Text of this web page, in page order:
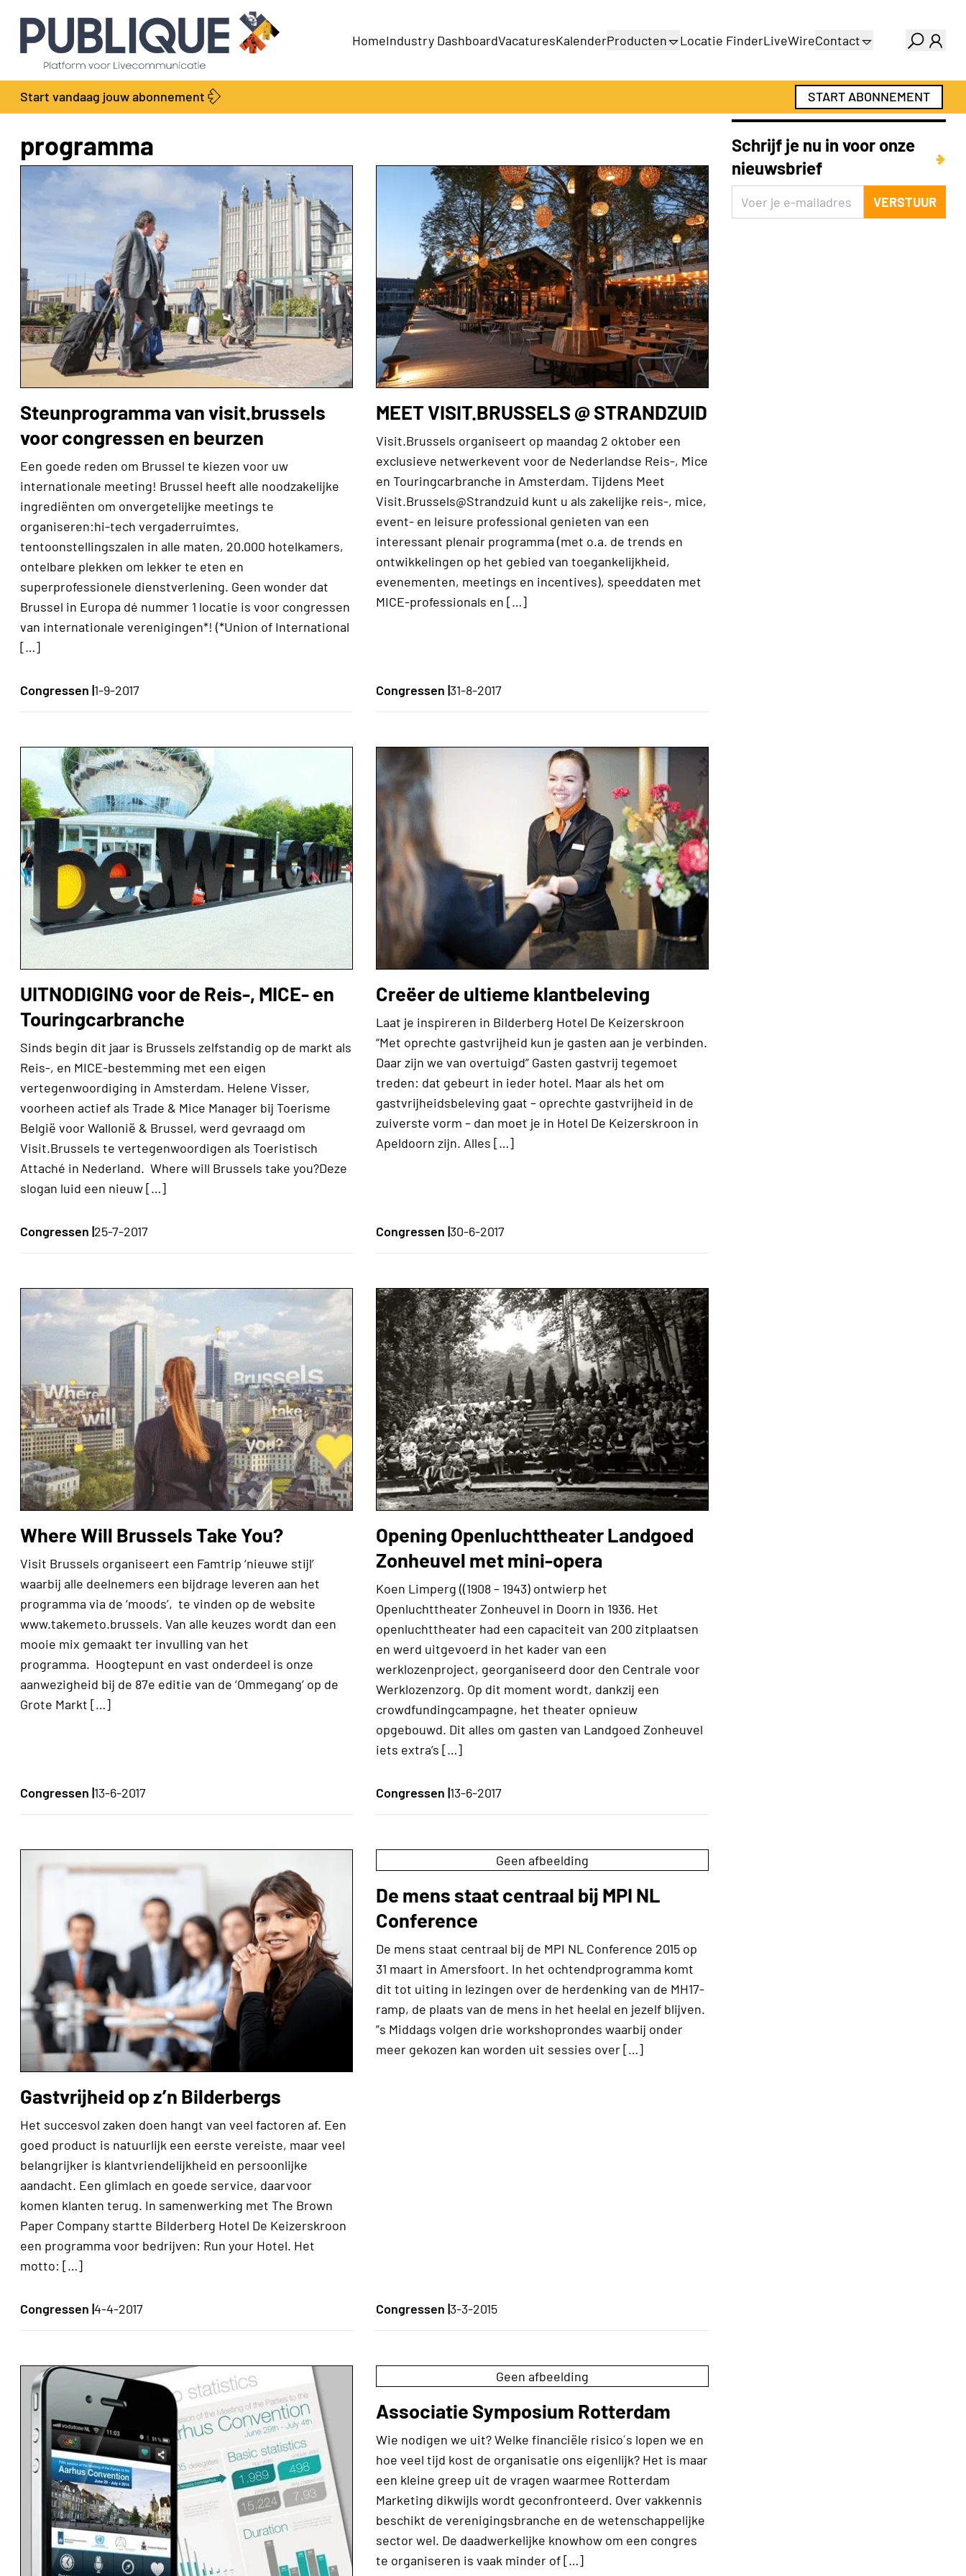
HomeIndustry DashboardVacaturesKalenderProducten
Productengids
Locatie FinderLiveWireContact
Adverteren
Abonnementen
Start vandaag jouw abonnement START ABONNEMENT
programma
Steunprogramma van visit.brussels
voor congressen en beurzen
Een goede reden om Brussel te kiezen voor uw
internationale meeting! Brussel heeft alle noodzakelijke
ingrediënten om onvergetelijke meetings te
organiseren:hi-tech vergaderruimtes,
tentoonstellingszalen in alle maten, 20.000 hotelkamers,
ontelbare plekken om lekker te eten en
superprofessionele dienstverlening. Geen wonder dat
Brussel in Europa dé nummer 1 locatie is voor congressen
van internationale verenigingen*! (*Union of International
[…]
Congressen |1-9-2017
MEET VISIT.BRUSSELS @ STRANDZUID
Visit.Brussels organiseert op maandag 2 oktober een
exclusieve netwerkevent voor de Nederlandse Reis-, Mice
en Touringcarbranche in Amsterdam. Tijdens Meet
Visit.Brussels@Strandzuid kunt u als zakelijke reis-, mice,
event- en leisure professional genieten van een
interessant plenair programma (met o.a. de trends en
ontwikkelingen op het gebied van toegankelijkheid,
evenementen, meetings en incentives), speeddaten met
MICE-professionals en […]
Congressen |31-8-2017
UITNODIGING voor de Reis-, MICE- en
Touringcarbranche
Sinds begin dit jaar is Brussels zelfstandig op de markt als
Reis-, en MICE-bestemming met een eigen
vertegenwoordiging in Amsterdam. Helene Visser,
voorheen actief als Trade & Mice Manager bij Toerisme
België voor Wallonië & Brussel, werd gevraagd om
Visit.Brussels te vertegenwoordigen als Toeristisch
Attaché in Nederland. Where will Brussels take you?Deze
slogan luid een nieuw […]
Congressen |25-7-2017
Creëer de ultieme klantbeleving
Laat je inspireren in Bilderberg Hotel De Keizerskroon
“Met oprechte gastvrijheid kun je gasten aan je verbinden.
Daar zijn we van overtuigd” Gasten gastvrij tegemoet
treden: dat gebeurt in ieder hotel. Maar als het om
gastvrijheidsbeleving gaat – oprechte gastvrijheid in de
zuiverste vorm – dan moet je in Hotel De Keizerskroon in
Apeldoorn zijn. Alles […]
Congressen |30-6-2017
Where Will Brussels Take You?
Visit Brussels organiseert een Famtrip ‘nieuwe stijl’
waarbij alle deelnemers een bijdrage leveren aan het
programma via de ‘moods’, te vinden op de website
www.takemeto.brussels. Van alle keuzes wordt dan een
mooie mix gemaakt ter invulling van het
programma. Hoogtepunt en vast onderdeel is onze
aanwezigheid bij de 87e editie van de ‘Ommegang’ op de
Grote Markt […]
Congressen |13-6-2017
Opening Openluchttheater Landgoed
Zonheuvel met mini-opera
Koen Limperg ((1908 – 1943) ontwierp het
Openluchttheater Zonheuvel in Doorn in 1936. Het
openluchttheater had een capaciteit van 200 zitplaatsen
en werd uitgevoerd in het kader van een
werklozenproject, georganiseerd door den Centrale voor
Werklozenzorg. Op dit moment wordt, dankzij een
crowdfundingcampagne, het theater opnieuw
opgebouwd. Dit alles om gasten van Landgoed Zonheuvel
iets extra’s […]
Congressen |13-6-2017
Gastvrijheid op z’n Bilderbergs
Het succesvol zaken doen hangt van veel factoren af. Een
goed product is natuurlijk een eerste vereiste, maar veel
belangrijker is klantvriendelijkheid en persoonlijke
aandacht. Een glimlach en goede service, daarvoor
komen klanten terug. In samenwerking met The Brown
Paper Company startte Bilderberg Hotel De Keizerskroon
een programma voor bedrijven: Run your Hotel. Het
motto: […]
Congressen |4-4-2017
Geen afbeelding
De mens staat centraal bij MPI NL
Conference
De mens staat centraal bij de MPI NL Conference 2015 op
31 maart in Amersfoort. In het ochtendprogramma komt
dit tot uiting in lezingen over de herdenking van de MH17-
ramp, de plaats van de mens in het heelal en jezelf blijven.
”s Middags volgen drie workshoprondes waarbij onder
meer gekozen kan worden uit sessies over […]
Congressen |3-3-2015
Geen afbeelding
Associatie Symposium Rotterdam
Wie nodigen we uit? Welke financiële risico´s lopen we en
hoe veel tijd kost de organisatie ons eigenlijk? Het is maar
een kleine greep uit de vragen waarmee Rotterdam
Marketing dikwijls wordt geconfronteerd. Over vakkennis
beschikt de verenigingsbranche en de wetenschappelijke
sector wel. De daadwerkelijke knowhow om een congres
te organiseren is vaak minder of […]
Schrijf je nu in voor onze
nieuwsbrief
VERSTUUR